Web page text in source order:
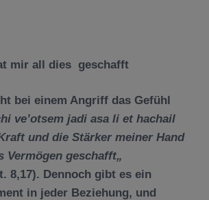
mir all dies geschafft
bei einem Angriff das Gefühl
ve’otsem jadi asa li et hachail
und die Stärker meiner Hand
Vermögen geschafft„
8,17). Dennoch gibt es ein
in jeder Beziehung, und